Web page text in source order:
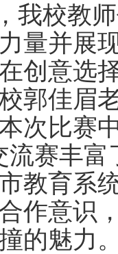
我校教
量并展
创意选
郭佳眉
次比赛
流赛丰富
教育系
作意识
的魅力